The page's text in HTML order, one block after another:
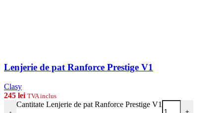
Lenjerie de pat Ranforce Prestige V1
Clasy
245 lei TVA inclus
Cantitate Lenjerie de pat Ranforce Prestige V1